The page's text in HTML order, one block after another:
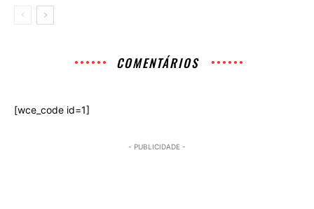
COMENTÁRIOS
[wce_code id=1]
- PUBLICIDADE -